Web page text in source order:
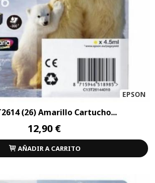
EPSON
(26) Amarillo Cartucho...
12,90 €
AÑADIR A CARRITO